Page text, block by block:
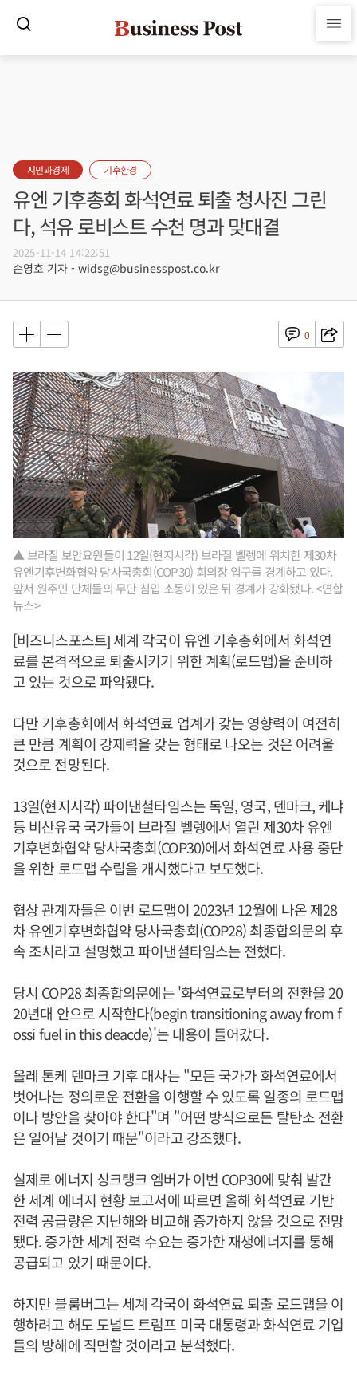
시민과경제 기후환경
유엔 기후총회 화석연료 퇴출 청사진 그린
다, 석유 로비스트 수천 명과 맞대결
2025-11-14 14:22:51
손영호 기자 - widsg@businesspost.co.kr
0
▲ 브라질 보안요원들이 12일(현지시각) 브라질 벨렝에 위치한 제30차
유엔기후변화협약 당사국총회(COP30) 회의장 입구를 경계하고 있다.
앞서 원주민 단체들의 무단 침입 소동이 있은 뒤 경계가 강화됐다. <연합
뉴스>
[비즈니스포스트] 세계 각국이 유엔 기후총회에서 화석연
료를 본격적으로 퇴출시키기 위한 계획(로드맵)을 준비하
고 있는 것으로 파악됐다.
다만 기후총회에서 화석연료 업계가 갖는 영향력이 여전히
큰 만큼 계획이 강제력을 갖는 형태로 나오는 것은 어려울
것으로 전망된다.
13일(현지시각) 파이낸셜타임스는 독일, 영국, 덴마크, 케냐
등 비산유국 국가들이 브라질 벨렝에서 열린 제30차 유엔
기후변화협약 당사국총회(COP30)에서 화석연료 사용 중단
을 위한 로드맵 수립을 개시했다고 보도했다.
협상 관계자들은 이번 로드맵이 2023년 12월에 나온 제28
차 유엔기후변화협약 당사국총회(COP28) 최종합의문의 후
속 조치라고 설명했고 파이낸셜타임스는 전했다.
당시 COP28 최종합의문에는 '화석연료로부터의 전환을 20
20년대 안으로 시작한다(begin transitioning away from f
ossi fuel in this deacde)'는 내용이 들어갔다.
올레 톤케 덴마크 기후 대사는 "모든 국가가 화석연료에서
벗어나는 정의로운 전환을 이행할 수 있도록 일종의 로드맵
이나 방안을 찾아야 한다"며 "어떤 방식으로든 탈탄소 전환
은 일어날 것이기 때문"이라고 강조했다.
실제로 에너지 싱크탱크 엠버가 이번 COP30에 맞춰 발간
한 세계 에너지 현황 보고서에 따르면 올해 화석연료 기반
전력 공급량은 지난해와 비교해 증가하지 않을 것으로 전망
됐다. 증가한 세계 전력 수요는 증가한 재생에너지를 통해
공급되고 있기 때문이다.
하지만 블룸버그는 세계 각국이 화석연료 퇴출 로드맵을 이
행하려고 해도 도널드 트럼프 미국 대통령과 화석연료 기업
들의 방해에 직면할 것이라고 분석했다.